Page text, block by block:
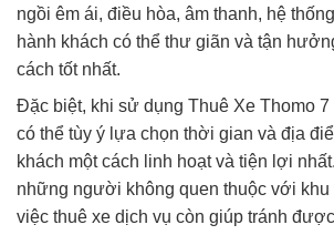
ngồi êm ái, điều hòa, âm thanh, hệ
hành khách có thể thư giãn và tận
cách tốt nhất.
Đặc biệt, khi sử dụng Thuê Xe Thomo 7
có thể tùy ý lựa chọn thời gian và địa
khách một cách linh hoạt và tiện lợi
những người không quen thuộc với
việc thuê xe dịch vụ còn giúp tránh